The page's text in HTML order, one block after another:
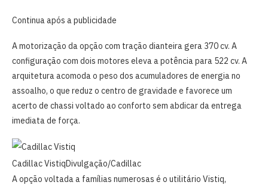
Continua após a publicidade
A motorização da opção com tração dianteira gera 370 cv. A
configuração com dois motores eleva a potência para 522 cv. A
arquitetura acomoda o peso dos acumuladores de energia no
assoalho, o que reduz o centro de gravidade e favorece um
acerto de chassi voltado ao conforto sem abdicar da entrega
imediata de força.
Cadillac VistiqDivulgação/Cadillac
A opção voltada a famílias numerosas é o utilitário Vistiq,